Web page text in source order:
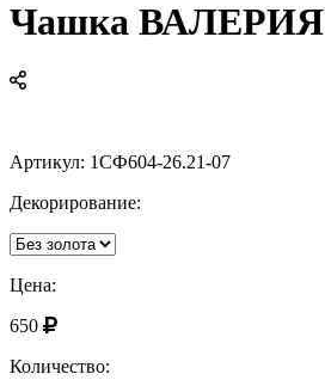
Чашка ВАЛЕРИЯ
Артикул: 1СФ604-26.21-07
Декорирование:
Цена:
650
Количество: